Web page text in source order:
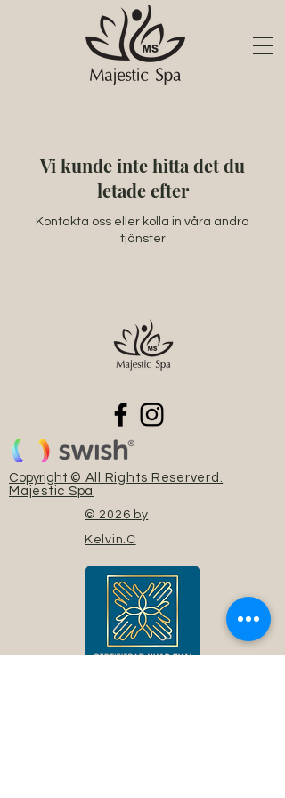
Vi kunde inte hitta det du
letade efter
Kontakta oss eller kolla in våra andra
tjänster
Copyright © All Rights Reserverd.
Majestic Spa
© 2026 by
Kelvin.C